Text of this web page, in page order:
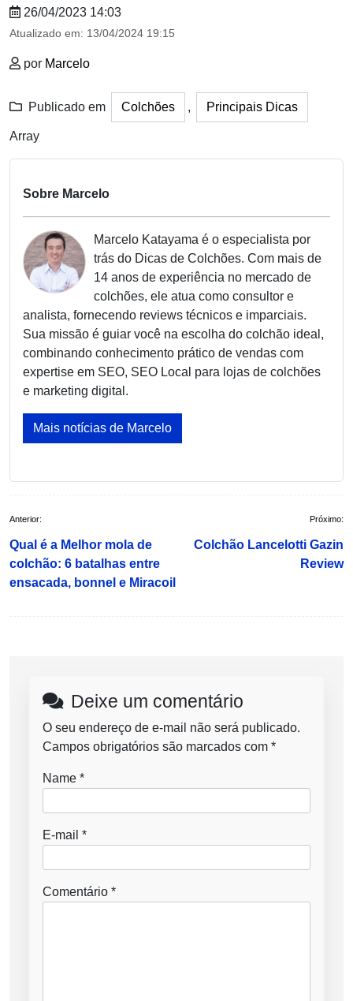
26/04/2023 14:03
Atualizado em: 13/04/2024 19:15
por Marcelo
Publicado em Colchões , Principais Dicas
Array
Sobre Marcelo
Marcelo Katayama é o especialista por
trás do Dicas de Colchões. Com mais de
14 anos de experiência no mercado de
colchões, ele atua como consultor e
analista, fornecendo reviews técnicos e imparciais.
Sua missão é guiar você na escolha do colchão ideal,
combinando conhecimento prático de vendas com
expertise em SEO, SEO Local para lojas de colchões
e marketing digital.
Mais notícias de Marcelo
Navegação
de
Post
Anterior:
Qual é a Melhor mola de
colchão: 6 batalhas entre
ensacada, bonnel e Miracoil
Próximo:
Colchão Lancelotti Gazin
Review
Deixe um comentário
O seu endereço de e-mail não será publicado.
Campos obrigatórios são marcados com *
Name *
E-mail *
Comentário *